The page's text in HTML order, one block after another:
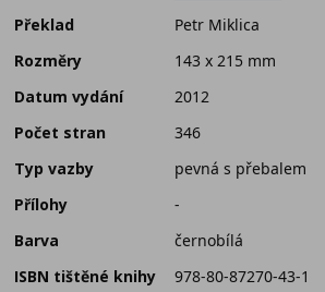
Překlad
Petr Miklica
Rozměry
143 x 215 mm
Datum vydání
2012
Počet stran
346
Typ vazby
pevná s přebalem
Přílohy
-
Barva
černobílá
ISBN tištěné knihy
978-80-87270-43-1